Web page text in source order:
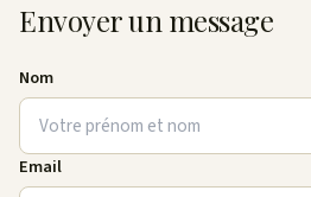
Envoyer un message
Nom
Email